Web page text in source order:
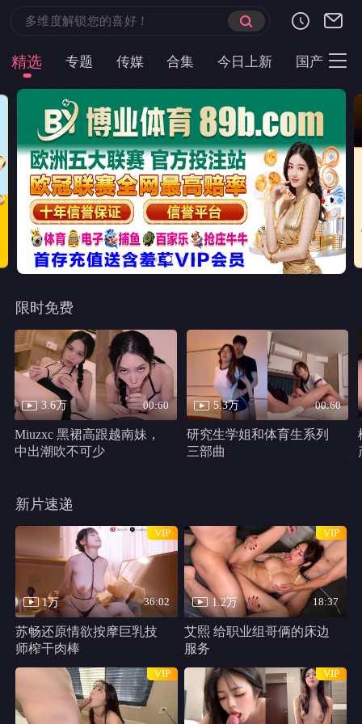
首页 现代言情 都市短剧 云短榜单 最近更新
千万别松手 HD
主演： 哈莉·贝瑞,克里斯汀·帕克,马修·凯文·安德森,史蒂芬妮·拉文
尼,Percy,Daggs,IV,安东尼·B.詹金斯,Cadence,Compton
共 1 集
千万别松手 线路1